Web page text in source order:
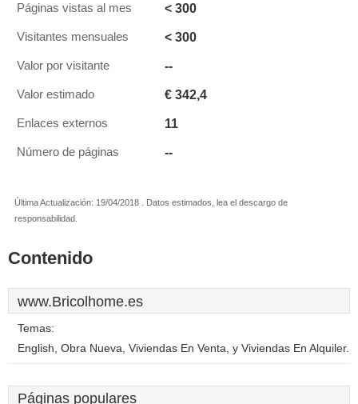
Páginas vistas al mes < 300
Visitantes mensuales < 300
Valor por visitante --
Valor estimado € 342,4
Enlaces externos 11
Número de páginas --
Última Actualización: 19/04/2018 . Datos estimados, lea el descargo de
responsabilidad.
Contenido
www.Bricolhome.es
Temas:
English, Obra Nueva, Viviendas En Venta, y Viviendas En Alquiler.
Páginas populares